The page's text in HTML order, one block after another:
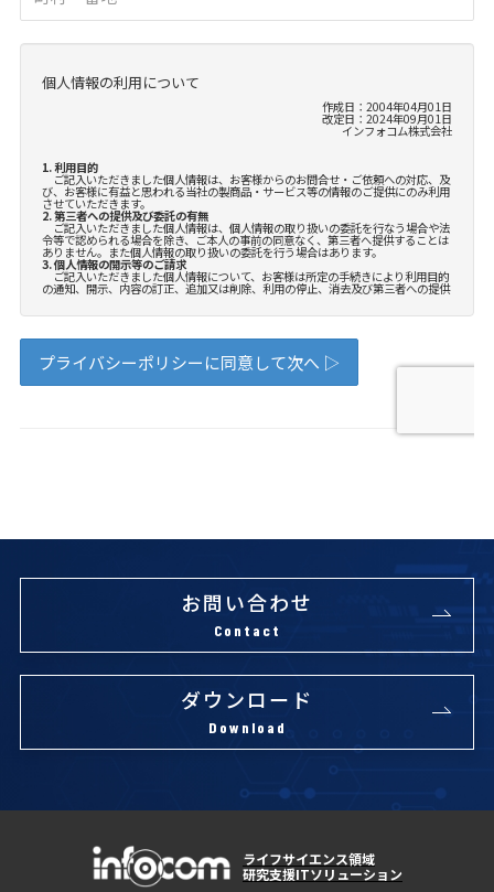
お問い合わせ
Contact
ダウンロード
Download
ライフサイエンス領域
研究支援ITソリューション